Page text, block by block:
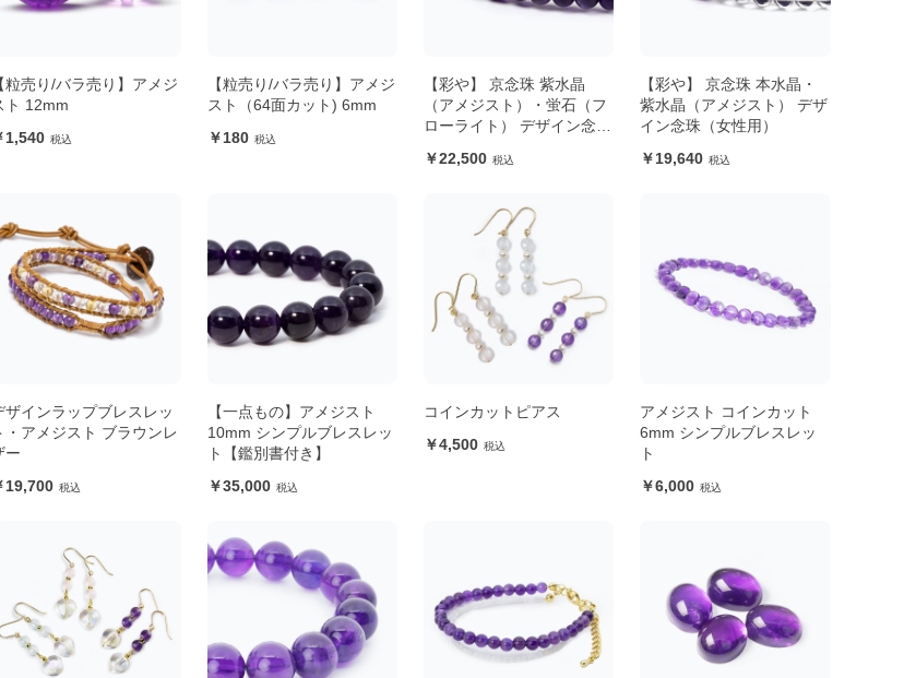
【粒売り/バラ売り】アメジ
ト 12mm
1,540
【粒売り/バラ売り】アメジ
スト（64面カット) 6mm
180
【彩や】 京念珠 紫水晶
（アメジスト）・蛍石（フ
ローライト） デザイン念珠
22,500
【彩や】 京念珠 本水晶・
紫水晶（アメジスト） デザ
イン念珠（女性用）
19,640
ザインラップブレスレッ
・アメジスト ブラウンレ
ー
19,700
【一点もの】アメジスト
10mm シンプルブレスレッ
ト【鑑別書付き】
35,000
コインカットピアス
4,500
アメジスト コインカット
6mm シンプルブレスレッ
ト
6,000